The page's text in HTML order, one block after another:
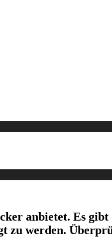
anbietet. Es
werden.